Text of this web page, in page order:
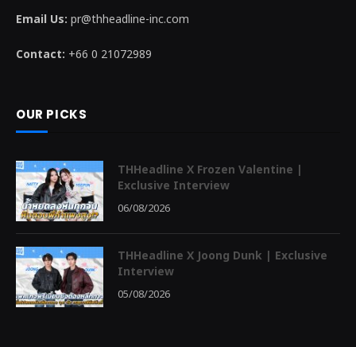
Email Us: pr@thheadline-inc.com
Contact: +66 0 21072989
OUR PICKS
THHeadline X Frozen Valentine |
Exclusive Interview
06/08/2026
THHeadline X Joong Dunk | Exclusive
Interview
05/08/2026